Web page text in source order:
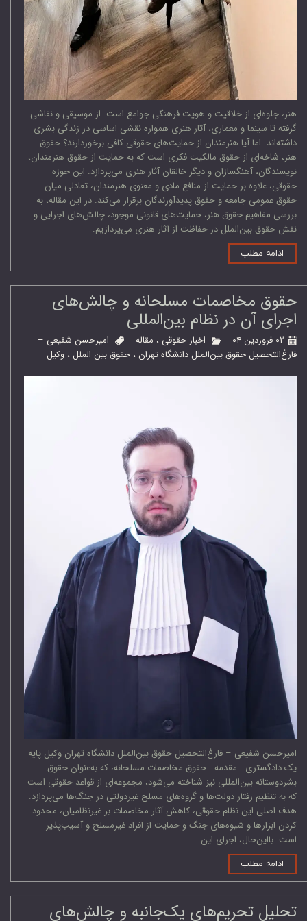
هنر، جلوه‌ای از خلاقیت و هویت فرهنگی جوامع است. از موسیقی و نقاشی
گرفته تا سینما و معماری، آثار هنری همواره نقشی اساسی در زندگی بشری
داشته‌اند. اما آیا هنرمندان از حمایت‌های حقوقی کافی برخوردارند؟ حقوق
هنر، شاخه‌ای از حقوق مالکیت فکری است که به حمایت از حقوق هنرمندان،
نویسندگان، آهنگسازان و دیگر خالقان آثار هنری می‌پردازد. این حوزه
حقوقی، علاوه بر حمایت از منافع مادی و معنوی هنرمندان، تعادلی میان
حقوق عمومی جامعه و حقوق پدیدآورندگان برقرار می‌کند. در این مقاله، به
بررسی مفاهیم حقوق هنر، حمایت‌های قانونی موجود، چالش‌های اجرایی و
نقش حقوق بین‌الملل در حفاظت از آثار هنری می‌پردازیم.
ادامه مطلب
حقوق مخاصمات مسلحانه و چالش‌های
اجرای آن در نظام بین‌المللی
۰۲ فروردین ۰۴ اخبار حقوقی ، مقاله
امیرحسن شفیعی –
فارغ‌التحصیل حقوق بین‌الملل دانشگاه تهران ، حقوق بین الملل ، وکیل
امیرحسن شفیعی – فارغ‌التحصیل حقوق بین‌الملل دانشگاه تهران وکیل پایه
یک دادگستری مقدمه حقوق مخاصمات مسلحانه، که به‌عنوان حقوق
بشردوستانه بین‌المللی نیز شناخته می‌شود، مجموعه‌ای از قواعد حقوقی است
که به تنظیم رفتار دولت‌ها و گروه‌های مسلح غیردولتی در جنگ‌ها می‌پردازد.
هدف اصلی این نظام حقوقی، کاهش آثار مخاصمات بر غیرنظامیان، محدود
کردن ابزارها و شیوه‌های جنگ و حمایت از افراد غیرمسلح و آسیب‌پذیر
است. بااین‌حال، اجرای این …
ادامه مطلب
تحلیل تحریم‌های یک‌جانبه و چالش‌های